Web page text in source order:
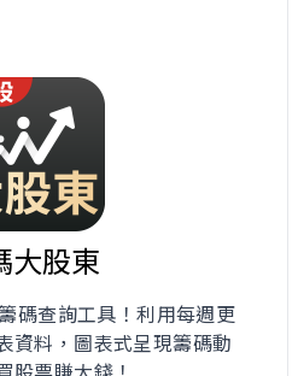
大股東
碼查詢工具！利用每週更
資料，圖表式呈現籌碼動